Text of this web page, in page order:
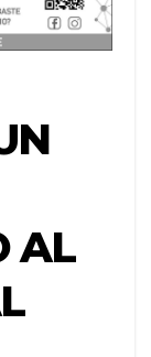
AL